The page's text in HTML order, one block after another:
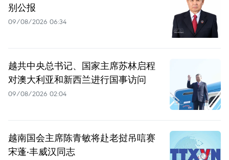
别公报
09/08/2026 06:34
越共中央总书记、国家主席苏林启程
对澳大利亚和新西兰进行国事访问
09/08/2026 02:04
越南国会主席陈青敏将赴老挝吊唁赛
宋蓬·丰威汉同志